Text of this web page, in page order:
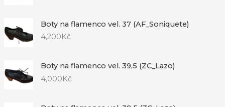
Boty na flamenco vel. 37 (AF_Soniquete)
4,200 Kč
Boty na flamenco vel. 39,5 (ZC_Lazo)
4,000Kč